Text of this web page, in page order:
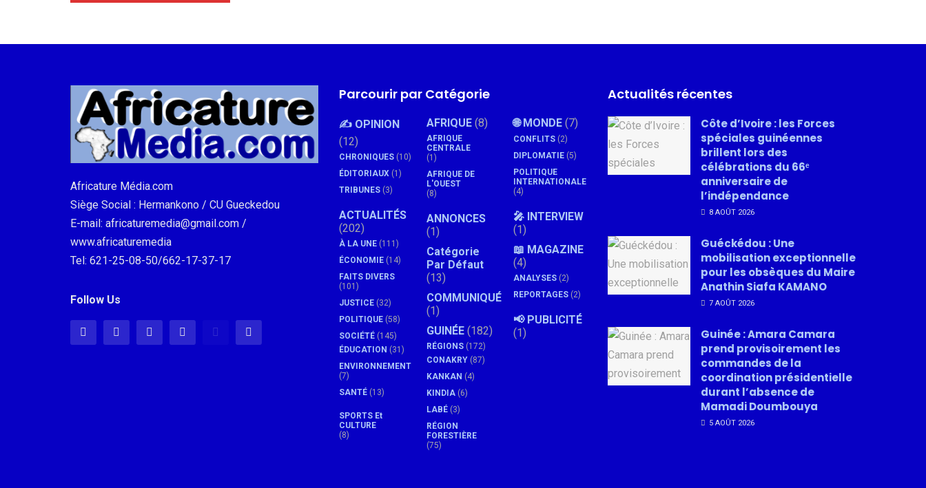
Africature Média.com
Siège Social : Hermankono / CU Gueckedou
E-mail: africaturemedia@gmail.com /
www.africaturemedia
Tel: 621-25-08-50/662-17-37-17
Follow Us
Parcourir par Catégorie
✍️ OPINION
(12)
CHRONIQUES (10)
ÉDITORIAUX (1)
TRIBUNES (3)
ACTUALITÉS
(202)
À LA UNE (111)
ÉCONOMIE (14)
FAITS DIVERS
(101)
JUSTICE (32)
POLITIQUE (58)
SOCIÉTÉ (145)
ÉDUCATION (31)
ENVIRONNEMENT
(7)
SANTÉ (13)
SPORTS Et
CULTURE
(8)
AFRIQUE(8)
AFRIQUE
CENTRALE
(1)
AFRIQUE DE
L'OUEST
(8)
ANNONCES
(1)
Catégorie
Par Défaut
(13)
COMMUNIQUÉ
(1)
GUINÉE(182)
RÉGIONS(172)
CONAKRY(87)
KANKAN (4)
KINDIA(6)
LABÉ(3)
RÉGION
FORESTIÈRE
(75)
🌐 MONDE (7)
CONFLITS (2)
DIPLOMATIE (5)
POLITIQUE
INTERNATIONALE
(4)
🎤 INTERVIEW
(1)
📖 MAGAZINE
(4)
ANALYSES (2)
REPORTAGES (2)
📢 PUBLICITÉ
(1)
Actualités récentes
Côte d’Ivoire : les Forces
spéciales guinéennes
brillent lors des
célébrations du 66ᵉ
anniversaire de
l’indépendance
8 AOÛT 2026
Guéckédou : Une
mobilisation exceptionnelle
pour les obsèques du Maire
Anathin Siafa KAMANO
7 AOÛT 2026
Guinée : Amara Camara
prend provisoirement les
commandes de la
coordination présidentielle
durant l’absence de
Mamadi Doumbouya
5 AOÛT 2026